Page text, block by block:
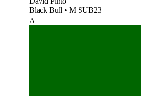
Black Bull • M SUB23
A